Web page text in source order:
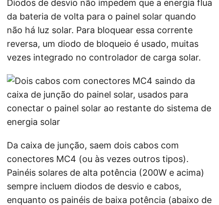
Diodos de desvio não impedem que a energia flua
da bateria de volta para o painel solar quando
não há luz solar. Para bloquear essa corrente
reversa, um diodo de bloqueio é usado, muitas
vezes integrado no controlador de carga solar.
Da caixa de junção, saem dois cabos com
conectores MC4 (ou às vezes outros tipos).
Painéis solares de alta potência (200W e acima)
sempre incluem diodos de desvio e cabos,
enquanto os painéis de baixa potência (abaixo de